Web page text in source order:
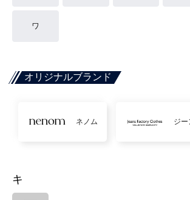
ワ
オリジナルブランド
ネノム ジ
キ